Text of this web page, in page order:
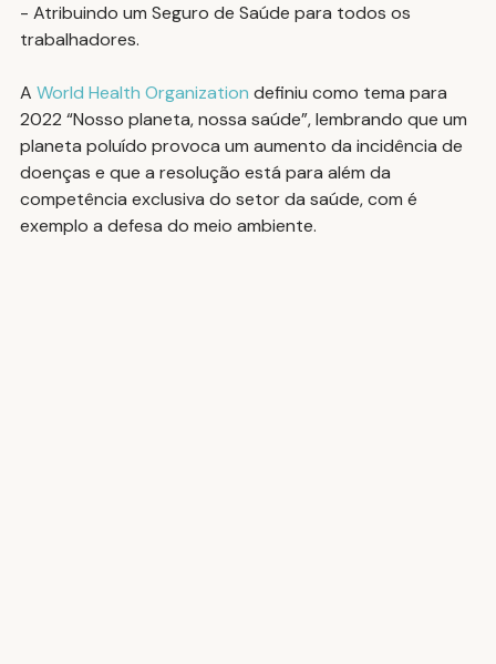
- Atribuindo um Seguro de Saúde para todos os
trabalhadores.
A World Health Organization definiu como tema para
2022 “Nosso planeta, nossa saúde”, lembrando que um
planeta poluído provoca um aumento da incidência de
doenças e que a resolução está para além da
competência exclusiva do setor da saúde, com é
exemplo a defesa do meio ambiente.